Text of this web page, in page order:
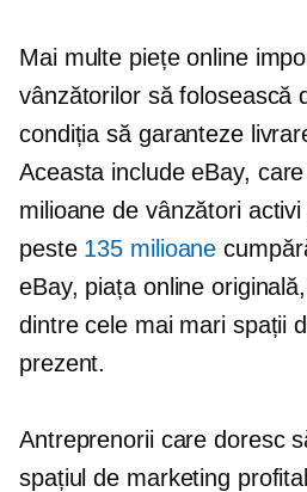
Mai multe piețe online
vânzătorilor să folosească
condiția să garanteze
Aceasta include eBay,
milioane de vânzători
peste 135 milioane
eBay, piața online
dintre cele mai mari spații
prezent.
Antreprenorii care doresc
spațiul de marketing